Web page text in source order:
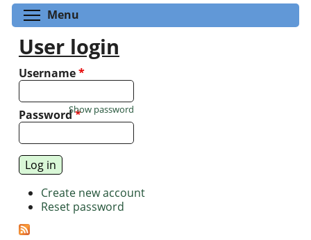
Menu
User login
Username*
Password*
Show password
Create new account
Reset password